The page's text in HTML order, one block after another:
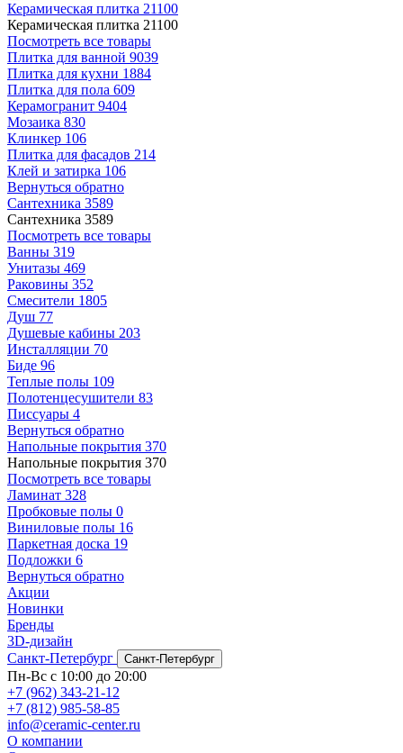
Керамическая плитка 21100
Керамическая плитка 21100
Посмотреть все товары
Плитка для ванной 9039
Плитка для кухни 1884
Плитка для пола 609
Керамогранит 9404
Мозаика 830
Клинкер 106
Плитка для фасадов 214
Клей и затирка 106
Вернуться обратно
Сантехника 3589
Сантехника 3589
Посмотреть все товары
Ванны 319
Унитазы 469
Раковины 352
Смесители 1805
Душ 77
Душевые кабины 203
Инсталляции 70
Биде 96
Теплые полы 109
Полотенцесушители 83
Писсуары 4
Вернуться обратно
Напольные покрытия 370
Напольные покрытия 370
Посмотреть все товары
Ламинат 328
Пробковые полы 0
Виниловые полы 16
Паркетная доска 19
Подложки 6
Вернуться обратно
Акции
Новинки
Бренды
3D-дизайн
Санкт-Петербург
Санкт-Петербург
Пн-Вс с 10:00 до 20:00
+7 (962) 343-21-12
+7 (812) 985-58-85
info@ceramic-center.ru
О компании